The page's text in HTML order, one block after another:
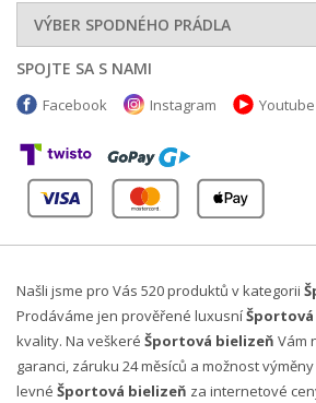
VÝBER SPODNÉHO PRÁDLA
SPOJTE SA S NAMI
Facebook Instagram Youtube
Našli jsme pro Vás 520 produktů v kategorii
Prodáváme jen prověřené luxusní
kvality. Na veškeré Športová bielizeň Vám
garanci, záruku 24 měsíců a možnost
levné Športová bielizeň za internetové